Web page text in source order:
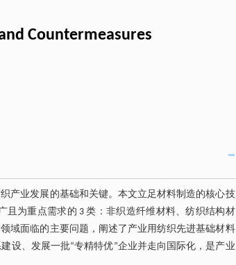
Countermeasures
产业发展的基础和关键。本文立足材料制造的核心技
为重点需求的 3 类：非织造纤维材料、纺织结构材
域面临的主要问题，阐述了产业用纺织先进基础材料
设、发展一批“专精特优”企业并走向国际化，是产业